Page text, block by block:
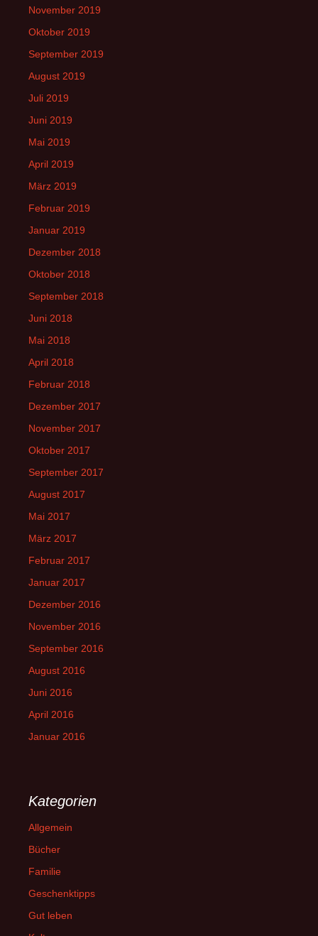
November 2019
Oktober 2019
September 2019
August 2019
Juli 2019
Juni 2019
Mai 2019
April 2019
März 2019
Februar 2019
Januar 2019
Dezember 2018
Oktober 2018
September 2018
Juni 2018
Mai 2018
April 2018
Februar 2018
Dezember 2017
November 2017
Oktober 2017
September 2017
August 2017
Mai 2017
März 2017
Februar 2017
Januar 2017
Dezember 2016
November 2016
September 2016
August 2016
Juni 2016
April 2016
Januar 2016
Kategorien
Allgemein
Bücher
Familie
Geschenktipps
Gut leben